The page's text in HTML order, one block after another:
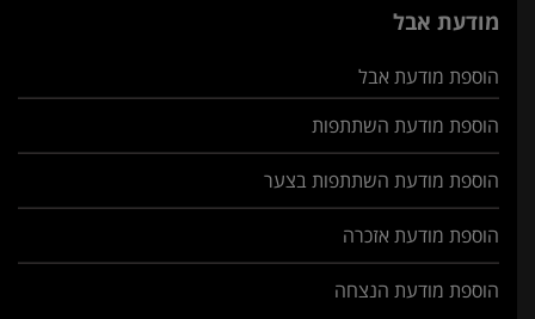
מודעת אבל
הוספת מודעת אבל
הוספת מודעת השתתפות
הוספת מודעת השתתפות בצער
הוספת מודעת אזכרה
הוספת מודעת הנצחה